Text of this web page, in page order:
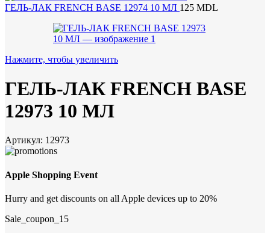
ГЕЛЬ-ЛАК FRENCH BASE 12974 10 МЛ 125 MDL
Нажмите, чтобы увеличить
ГЕЛЬ-ЛАК FRENCH BASE
12973 10 МЛ
Артикул: 12973
Apple Shopping Event
Hurry and get discounts on all Apple devices up to 20%
Sale_coupon_15